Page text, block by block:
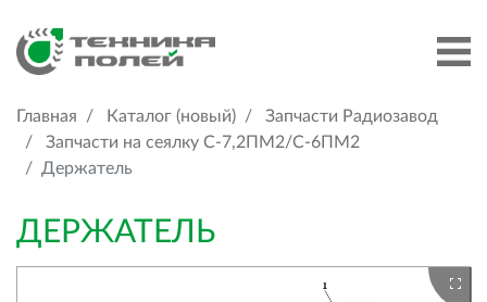
Главная Каталог (новый)
Запчасти Радиозавод
Запчасти на сеялку С-7,2ПМ2/C-6ПМ2
Держатель
ДЕРЖАТЕЛЬ